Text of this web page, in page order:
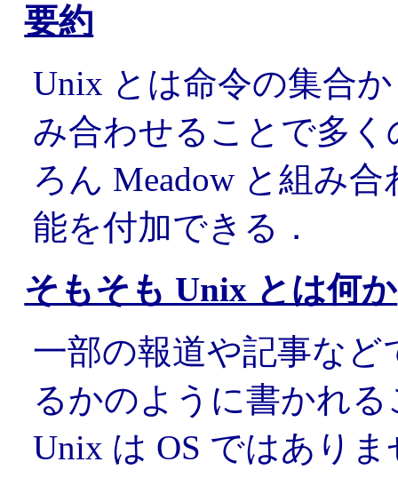
要約
Unix とは命令の集合
み合わせることで多
ろん Meadow と組み
能を付加できる．
そもそも Unix とは何か
一部の報道や記事など
るかのように書かれ
Unix は OS ではあり